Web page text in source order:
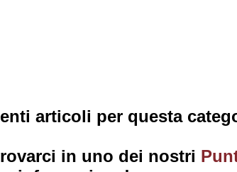
articoli per questa
in uno dei nostri